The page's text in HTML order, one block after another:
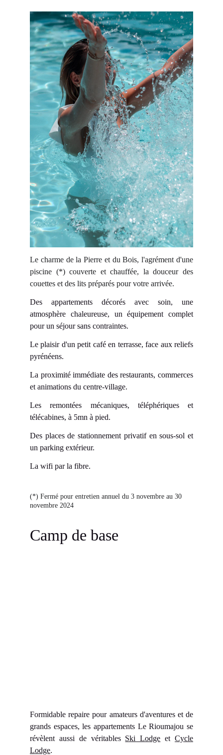
Le charme de la Pierre et du Bois, l'agrément d'une
piscine (*) couverte et chauffée, la douceur des
couettes et des lits préparés pour votre arrivée.
Des appartements décorés avec soin, une
atmosphère chaleureuse, un équipement complet
pour un séjour sans contraintes.
Le plaisir d'un petit café en terrasse, face aux reliefs
pyrénéens.
La proximité immédiate des restaurants, commerces
et animations du centre-village.
Les remontées mécaniques, téléphériques et
télécabines, à 5mn à pied.
Des places de stationnement privatif en sous-sol et
un parking extérieur.
La wifi par la fibre.
(*) Fermé pour entretien annuel du 3 novembre au 30
novembre 2024
Camp de base
Formidable repaire pour amateurs d'aventures et de
grands espaces, les appartements Le Rioumajou se
révèlent aussi de véritables Ski Lodge etCycle
Lodge.